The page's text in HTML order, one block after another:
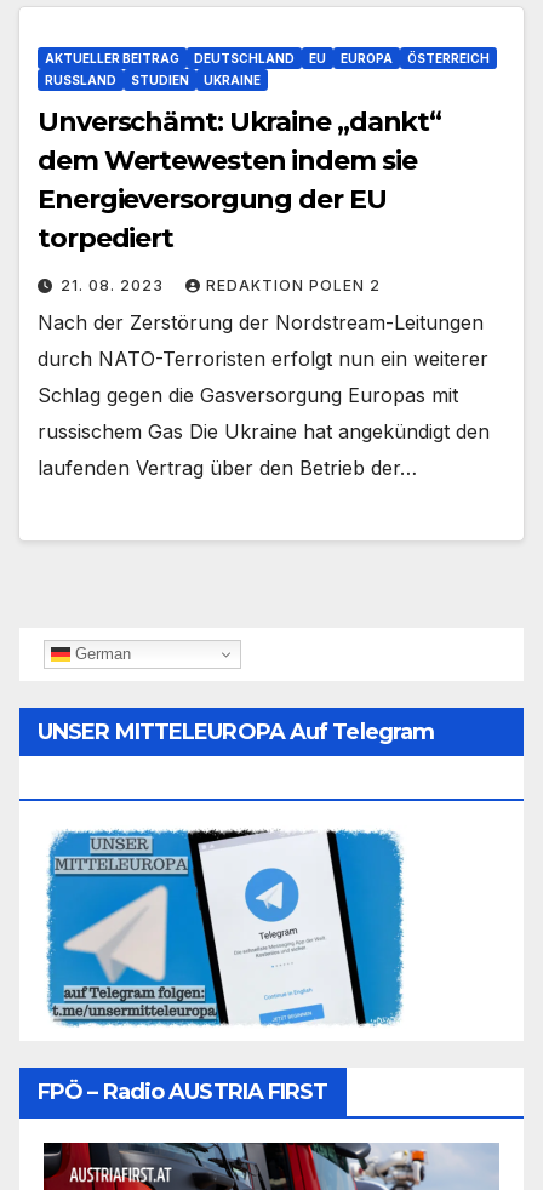
AKTUELLER BEITRAG DEUTSCHLAND EU EUROPA
ÖSTERREICH
RUSSLAND
STUDIEN UKRAINE
Unverschämt: Ukraine „dankt“
dem Wertewesten indem sie
Energieversorgung der EU
torpediert
21. 08. 2023 REDAKTION POLEN 2
Nach der Zerstörung der Nordstream-Leitungen
durch NATO-Terroristen erfolgt nun ein weiterer
Schlag gegen die Gasversorgung Europas mit
russischem Gas Die Ukraine hat angekündigt den
laufenden Vertrag über den Betrieb der…
German
UNSER MITTELEUROPA Auf Telegram
FPÖ – Radio AUSTRIA FIRST